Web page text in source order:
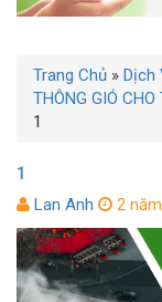
Trang Chủ » Dịch
THÔNG GIÓ
1
1
Lan Anh
2